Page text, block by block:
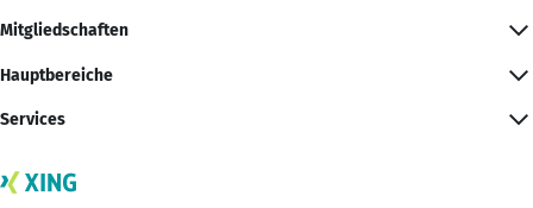
Mitgliedschaften
Hauptbereiche
Services